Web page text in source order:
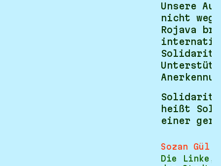
Unsere
nicht
Rojava
heißt
einer
Sozan Gül
Die Linke,